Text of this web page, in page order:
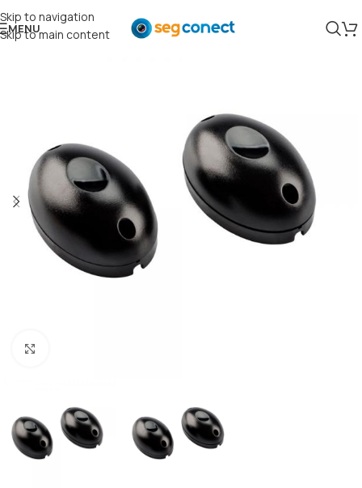
Skip to navigation
Skip to main content
MENU